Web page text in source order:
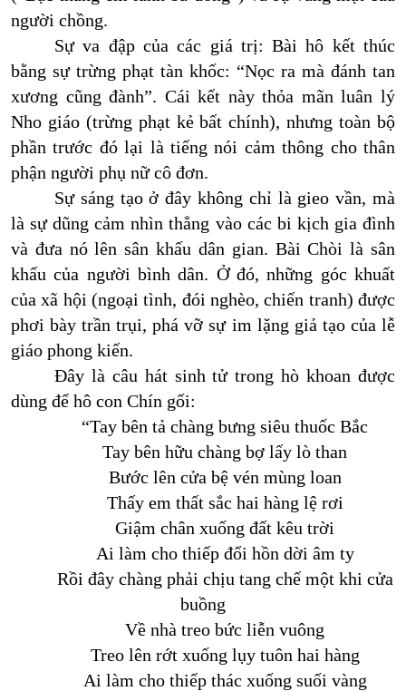
người chồng.
Sự va đập của các giá trị: Bài hô kết thúc
bằng sự trừng phạt tàn khốc: “Nọc ra mà đánh tan
xương cũng đành”. Cái kết này thỏa mãn luân lý
Nho giáo (trừng phạt kẻ bất chính), nhưng toàn bộ
phần trước đó lại là tiếng nói cảm thông cho thân
phận người phụ nữ cô đơn.
Sự sáng tạo ở đây không chỉ là gieo vần, mà
là sự dũng cảm nhìn thẳng vào các bi kịch gia đình
và đưa nó lên sân khấu dân gian. Bài Chòi là sân
khấu của người bình dân. Ở đó, những góc khuất
của xã hội (ngoại tình, đói nghèo, chiến tranh) được
phơi bày trần trụi, phá vỡ sự im lặng giả tạo của lễ
giáo phong kiến.
Đây là câu hát sinh tử trong hò khoan được
dùng để hô con Chín gối:
“Tay bên tả chàng bưng siêu thuốc Bắc
Tay bên hữu chàng bợ lấy lò than
Bước lên cửa bệ vén mùng loan
Thấy em thất sắc hai hàng lệ rơi
Giậm chân xuống đất kêu trời
Ai làm cho thiếp đổi hồn dời âm ty
Rồi đây chàng phải chịu tang chế một khi cửa
buồng
Về nhà treo bức liễn vuông
Treo lên rớt xuống lụy tuôn hai hàng
Ai làm cho thiếp thác xuống suối vàng